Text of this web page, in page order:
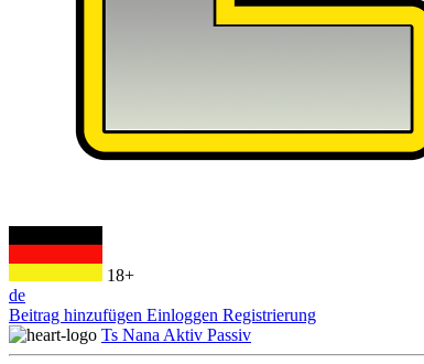
18+
de
Beitrag hinzufügen Einloggen Registrierung
Ts Nana Aktiv Passiv